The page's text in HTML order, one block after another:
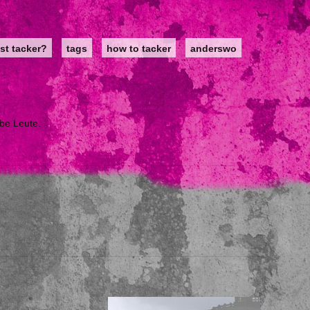
tacker? tags how to tacker anderswo
Leute.